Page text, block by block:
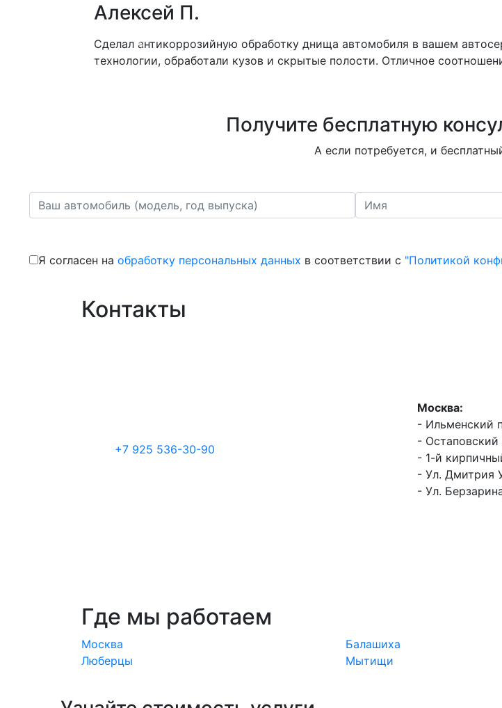
Алексей П.
Сделал антикоррозийную обработку днища автомобиля в вашем
технологии, обработали кузов и скрытые полости. Отличное
Следующий
Получите бесплатную
А если потребуется, и
Я согласен на обработку персональных данных в соответствии с "Политикой
Контакты
+7 925 536-30-90
Москва:
- Ильменский
- Остаповский
- 1-й
- Ул. Дмитрия
- Ул.
Где мы работаем
Москва Балашиха
Люберцы
Мытищи